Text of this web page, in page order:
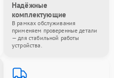
Надёжные
комплектующие
В рамках обслуживания
применяем проверенные детали
— для стабильной работы
устройства.